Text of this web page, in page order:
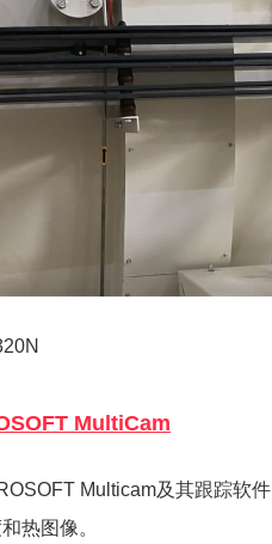
MultiCam
Multicam及其跟踪软件
热图像。